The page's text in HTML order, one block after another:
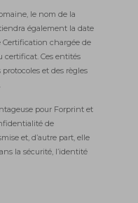
le nom de la
également la date
Certification chargée de
certificat. Ces entités
et des règles
pour Forprint et
de
et, d’autre part, elle
la sécurité, l’identité